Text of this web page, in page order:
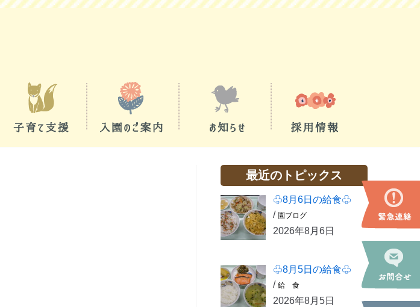
最近のトピックス
♧8月6日の給食♧
/ 園ブログ
2026年8月6日
♧8月5日の給食♧
/ 給 食
2026年8月5日